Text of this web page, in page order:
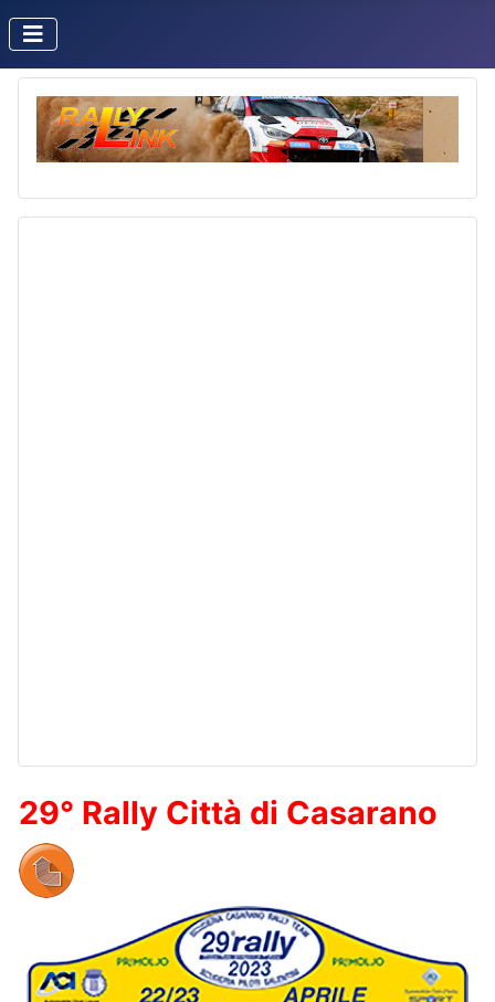
29° Rally Città di Casarano